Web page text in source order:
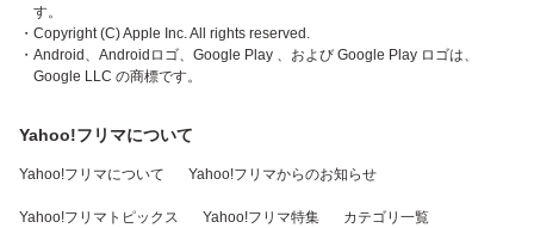
す。
・Copyright (C) Apple Inc. All rights reserved.
・Android、Androidロゴ、Google Play 、および Google Play ロゴは、
Google LLC の商標です。
Yahoo!フリマについて
Yahoo!フリマについて Yahoo!フリマからのお知らせ
Yahoo!フリマトピックス Yahoo!フリマ特集 カテゴリ一覧